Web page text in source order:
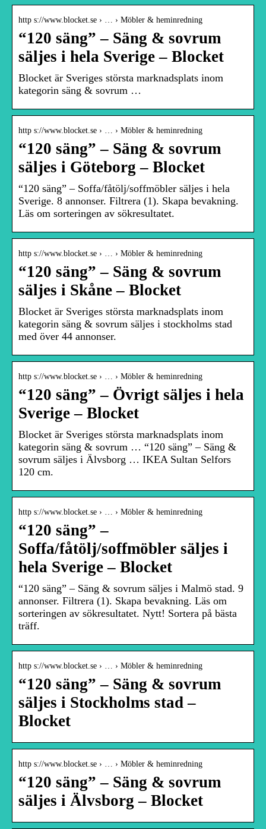
http s://www.blocket.se › … › Möbler & heminredning
“120 säng” – Säng & sovrum
säljes i hela Sverige – Blocket
Blocket är Sveriges största marknadsplats inom
kategorin säng & sovrum …
http s://www.blocket.se › … › Möbler & heminredning
“120 säng” – Säng & sovrum
säljes i Göteborg – Blocket
“120 säng” – Soffa/fåtölj/soffmöbler säljes i hela
Sverige. 8 annonser. Filtrera (1). Skapa bevakning.
Läs om sorteringen av sökresultatet.
http s://www.blocket.se › … › Möbler & heminredning
“120 säng” – Säng & sovrum
säljes i Skåne – Blocket
Blocket är Sveriges största marknadsplats inom
kategorin säng & sovrum säljes i stockholms stad
med över 44 annonser.
http s://www.blocket.se › … › Möbler & heminredning
“120 säng” – Övrigt säljes i hela
Sverige – Blocket
Blocket är Sveriges största marknadsplats inom
kategorin säng & sovrum … “120 säng” – Säng &
sovrum säljes i Älvsborg … IKEA Sultan Selfors
120 cm.
http s://www.blocket.se › … › Möbler & heminredning
“120 säng” –
Soffa/fåtölj/soffmöbler säljes i
hela Sverige – Blocket
“120 säng” – Säng & sovrum säljes i Malmö stad. 9
annonser. Filtrera (1). Skapa bevakning. Läs om
sorteringen av sökresultatet. Nytt! Sortera på bästa
träff.
http s://www.blocket.se › … › Möbler & heminredning
“120 säng” – Säng & sovrum
säljes i Stockholms stad –
Blocket
http s://www.blocket.se › … › Möbler & heminredning
“120 säng” – Säng & sovrum
säljes i Älvsborg – Blocket